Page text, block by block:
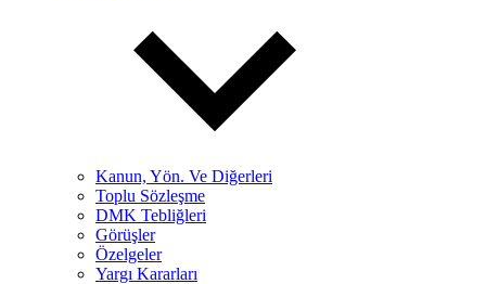
Kanun, Yön. Ve Diğerleri
Toplu Sözleşme
DMK Tebliğleri
Görüşler
Özelgeler
Yargı Kararları